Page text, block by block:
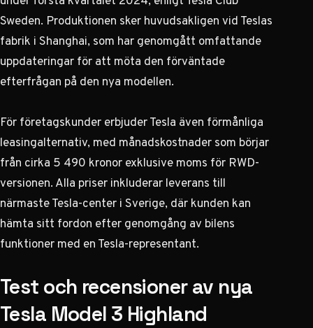
Sweden. Produktionen sker huvudsakligen vid Teslas
fabrik i Shanghai, som har genomgått omfattande
uppdateringar för att möta den förväntade
efterfrågan på den nya modellen.
För företagskunder erbjuder Tesla även förmånliga
leasingalternativ, med månadskostnader som börjar
från cirka 5 490 kronor exklusive moms för RWD-
versionen. Alla priser inkluderar leverans till
närmaste Tesla-center i Sverige, där kunden kan
hämta sitt fordon efter genomgång av bilens
funktioner med en Tesla-representant.
Test och recensioner av nya
Tesla Model 3 Highland